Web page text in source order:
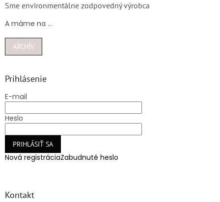
Sme environmentálne zodpovedný výrobca
A máme na ...
ARCHÍV
Prihlásenie
E-mail
Heslo
PRIHLÁSIŤ SA
Nová registráciaZabudnuté heslo
Kontakt